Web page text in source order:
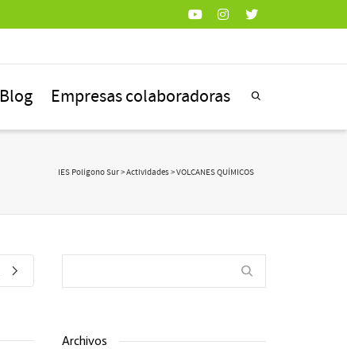
Blog Empresas colaboradoras
IES Polígono Sur>Actividades> VOLCANES QUÍMICOS
Archivos